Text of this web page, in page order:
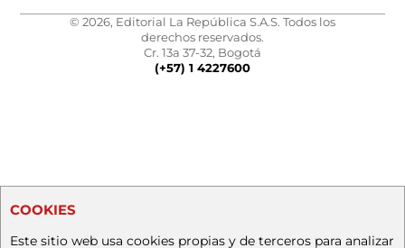
© 2026, Editorial La República S.A.S. Todos los
derechos reservados.
Cr. 13a 37-32, Bogotá
(+57) 1 4227600
COOKIES
Este sitio web usa cookies propias y de terceros para analizar